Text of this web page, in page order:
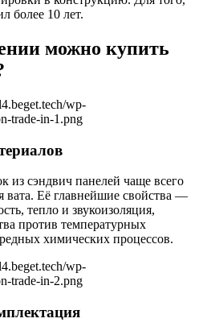
более 10 лет.
можно купить
из сэндвич панелей чаще всего
вата. Её главнейшие свойства —
тепло и звукоизоляция,
против температурных
химических процессов.